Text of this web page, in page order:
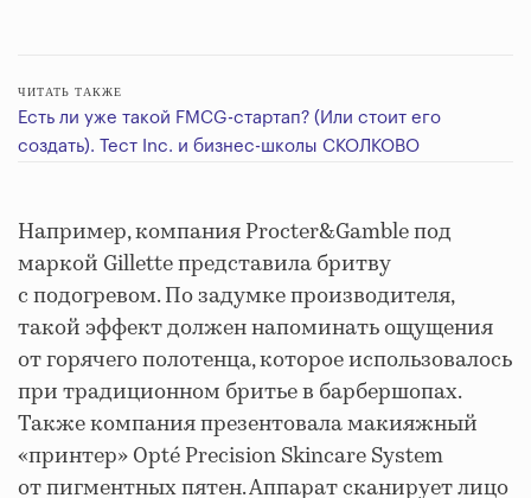
ЧИТАТЬ ТАКЖЕ
Есть ли уже такой FMCG-стартап? (Или стоит его
создать). Тест Inc. и бизнес-школы СКОЛКОВО
Например, компания Procter&Gamble под
маркой Gillette представила бритву
с подогревом. По задумке производителя,
такой эффект должен напоминать ощущения
от горячего полотенца, которое использовалось
при традиционном бритье в барбершопах.
Также компания презентовала макияжный
«принтер» Opté Precision Skincare System
от пигментных пятен. Аппарат сканирует лицо